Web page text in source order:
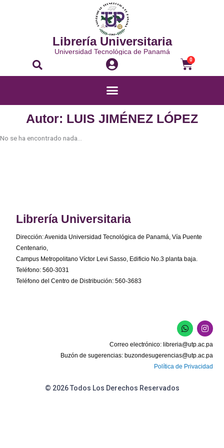
Librería Universitaria
Universidad Tecnológica de Panamá
Buscar 0
Carrito
Menú
Autor: LUIS JIMÉNEZ LÓPEZ
No se ha encontrado nada...
Librería Universitaria
Dirección: Avenida Universidad Tecnológica de Panamá, Vía Puente
Centenario,
Campus Metropolitano Víctor Levi Sasso, Edificio No.3 planta baja.
Teléfono: 560-3031
Teléfono del Centro de Distribución: 560-3683
W
h
a
t
s
a
p
I
n
s
t
a
g
r
Correo electrónico: libreria@utp.ac.pa
Buzón de sugerencias: buzondesugerencias@utp.ac.pa
Política de Privacidad
© 2026 Todos Los Derechos Reservados